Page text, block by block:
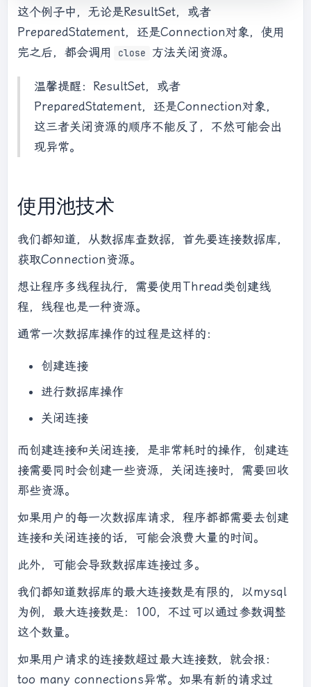
String
sql ="select * from user"
//4.创建PreparedStatement
    pstmt = conn.prepareStatement(sql);
    rs = pstmt.execteQuery();
(rs.next()){
       int id = rs.getInt(
"id"
String name = rs.getString("name");
    }
} finally {
if(rs != null
      rs.close();
   }
if(pstmt != null) {
      pstmt.close();
   }
      connection.close();
这个例子中，无论是ResultSet，或者
PreparedStatement，还是Connection对象，使用
完之后，都会调用
close 方法关闭资源。
温馨提醒：ResultSet，或者
PreparedStatement，还是Connection对象，
这三者关闭资源的顺序不能反了，不然可能会出
现异常。
使用池技术
我们都知道，从数据库查数据，首先要连接数据库，
获取Connection资源。
想让程序多线程执行，需要使用Thread类创建线
程，线程也是一种资源。
通常一次数据库操作的过程是这样的：
创建连接
进行数据库操作
关闭连接
而创建连接和关闭连接，是非常耗时的操作，创建连
接需要同时会创建一些资源，关闭连接时，需要回收
那些资源。
如果用户的每一次数据库请求，程序都都需要去创建
连接和关闭连接的话，可能会浪费大量的时间。
此外，可能会导致数据库连接过多。
我们都知道数据库的最大连接数是有限的，以mysql
为例，最大连接数是：100，不过可以通过参数调整
这个数量。
如果用户请求的连接数超过最大连接数，就会报：
too many connections异常。如果有新的请求过